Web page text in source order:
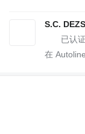
S.C.
在